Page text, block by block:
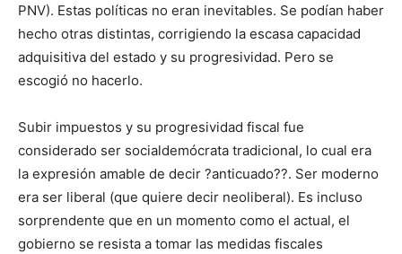
PNV). Estas políticas no eran inevitables. Se podían haber
hecho otras distintas, corrigiendo la escasa capacidad
adquisitiva del estado y su progresividad. Pero se
escogió no hacerlo.
Subir impuestos y su progresividad fiscal fue
considerado ser socialdemócrata tradicional, lo cual era
la expresión amable de decir ?anticuado??. Ser moderno
era ser liberal (que quiere decir neoliberal). Es incluso
sorprendente que en un momento como el actual, el
gobierno se resista a tomar las medidas fiscales